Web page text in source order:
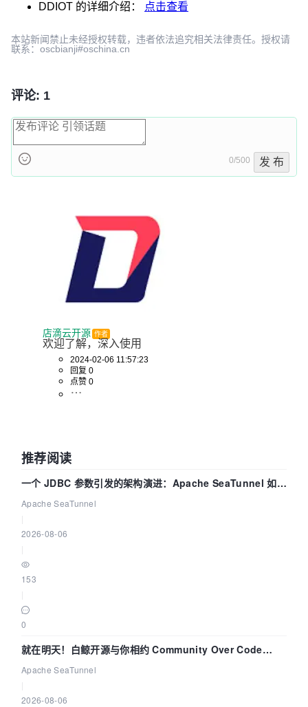
DDIOT 的详细介绍： 点击查看
本站新闻禁止未经授权转载，违者依法追究相关法律责任。授权请
联系：oscbianji#oschina.cn
评论: 1
0/500 发 布
店滴云开源 作者
欢迎了解，深入使用
2024-02-06 11:57:23
回复 0
点赞 0
推荐阅读
一个 JDBC 参数引发的架构演进：Apache SeaTunnel 如何
解决数据同步中的“定时 Flush”难题
Apache SeaTunnel
2026-08-06
153
0
就在明天！白鲸开源与你相约 Community Over Code
Asia 2026 主题演讲！
Apache SeaTunnel
2026-08-06